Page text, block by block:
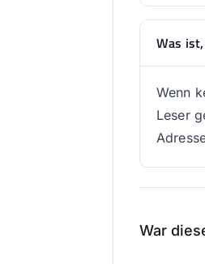
Was
Wenn
Leser
War